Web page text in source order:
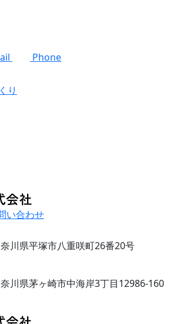
Phone
り
い合わせ
川県平塚市八重咲町26番20号
川県茅ヶ崎市中海岸3丁目12986-160